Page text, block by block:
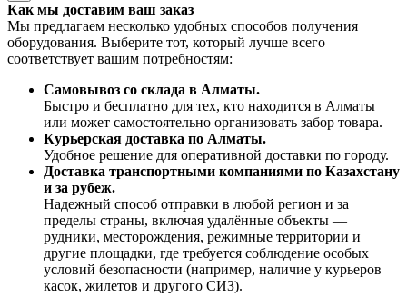
Как мы доставим ваш заказ
Мы предлагаем несколько удобных способов получения
оборудования. Выберите тот, который лучше всего
соответствует вашим потребностям:
Самовывоз со склада в Алматы.
Быстро и бесплатно для тех, кто находится в Алматы
или может самостоятельно организовать забор товара.
Курьерская доставка по Алматы.
Удобное решение для оперативной доставки по городу.
Доставка транспортными компаниями по Казахстану
и за рубеж.
Надежный способ отправки в любой регион и за
пределы страны, включая удалённые объекты —
рудники, месторождения, режимные территории и
другие площадки, где требуется соблюдение особых
условий безопасности (например, наличие у курьеров
касок, жилетов и другого СИЗ).